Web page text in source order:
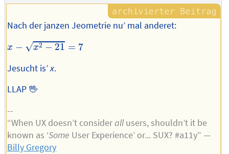
Nach der janzen Jeometrie nu’ mal anderet:
x − √x2 − 21 = 7
21=7
Jesucht is’x.
LLAP 🖖
--
“When UX doesn’t considerallusers, shouldn’t it be
known as ‘Some User Experience’ or... SUX? #a11y” —
Billy Gregory